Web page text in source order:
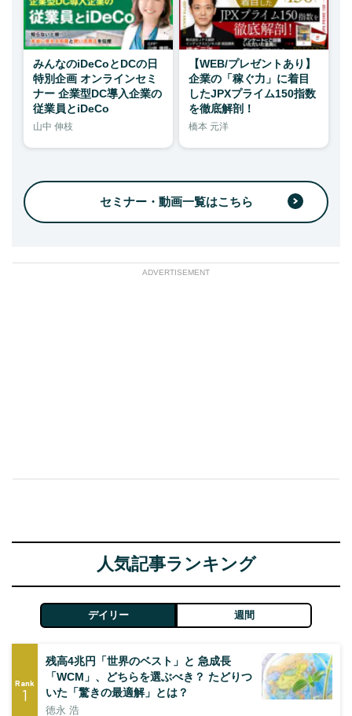
みんなのiDeCoとDCの日
特別企画 オンラインセミ
ナー 企業型DC導入企業の
従業員とiDeCo
山中 伸枝
【WEB/プレゼントあり】
企業の「稼ぐ力」に着目
したJPXプライム150指数
を徹底解剖！
橋本 元洋
セミナー・動画一覧はこちら
ADVERTISEMENT
人気記事ランキング
デイリー 週間
Rank
1
残高4兆円「世界のベスト」と 急成長
「WCM」、どちらを選ぶべき？ たどりつ
いた「驚きの最適解」とは？
徳永 浩